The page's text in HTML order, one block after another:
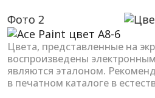
Previous
Цвета, представленные на
воспроизведены
являются эталоном.
в печатном каталоге в